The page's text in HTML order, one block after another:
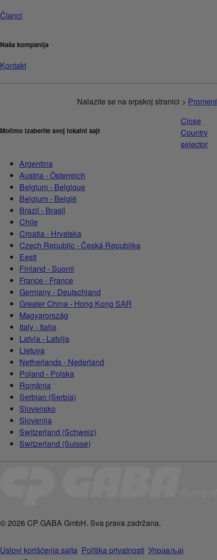
Članci
Naša kompanija
Kontakt
Nalazite se na srpskoj stranici > Promeni
Molimo izaberite svoj lokalni sajt
Close
Country
selector
Argentina
Austria - Österreich
Belgium - Belgique
Belgium - België
Brazil - Brasil
Chile
Croatia - Hrvatska
Czech Republic - Česká Republika
Eesti
Finland - Suomi
France - France
Germany - Deutschland
Greater China - Hong Kong SAR
Magyarország
Italy - Italia
Latvia - Latvija
Lietuva
Netherlands - Nederland
Poland - Polska
România
Serbian (Serbia)
Slovensko
Slovenija
Switzerland (Schweiz)
Switzerland (Suisse)
© 2026 CP GABA GmbH. Sva prava zadržana.
Uslovi korišćenja sajta Politika privatnosti Управљај